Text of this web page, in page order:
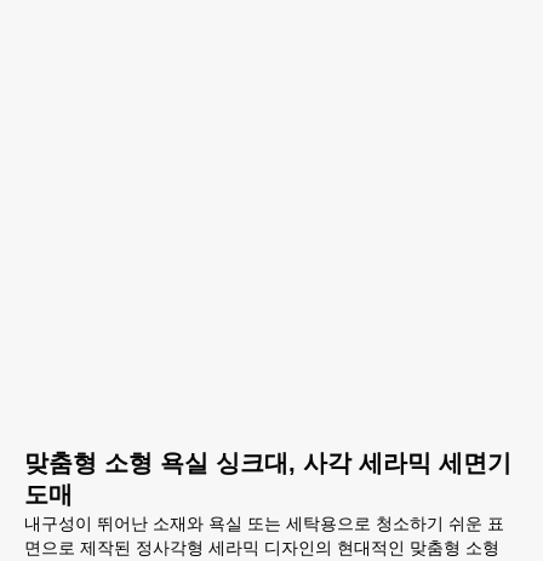
맞춤형 소형 욕실 싱크대, 사각 세라믹 세면기
도매
내구성이 뛰어난 소재와 욕실 또는 세탁용으로 청소하기 쉬운 표
면으로 제작된 정사각형 세라믹 디자인의 현대적인 맞춤형 소형